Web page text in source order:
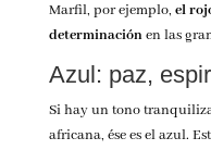
Marfil, por ejemplo, el
determinaciónen las
Azul: paz,
Si hay un tono
africana, ése es el azul.